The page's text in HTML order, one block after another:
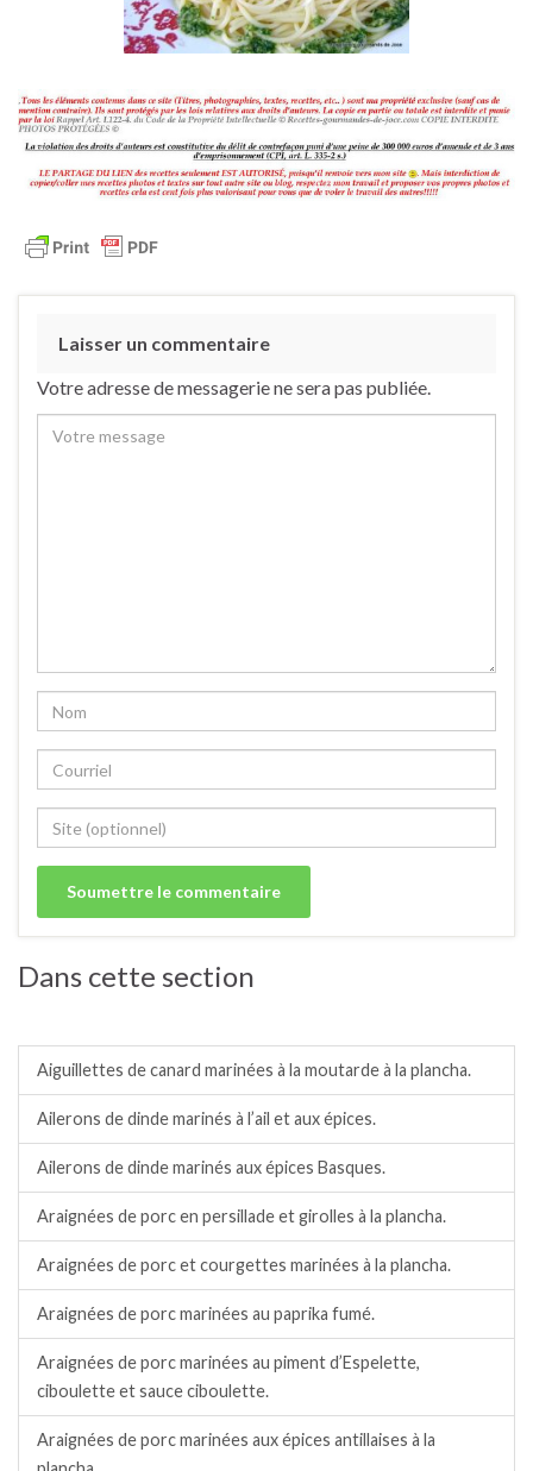
Laisser un commentaire
Votre adresse de messagerie ne sera pas publiée.
Dans cette section
Aiguillettes de canard marinées à la moutarde à la plancha.
Ailerons de dinde marinés à l’ail et aux épices.
Ailerons de dinde marinés aux épices Basques.
Araignées de porc en persillade et girolles à la plancha.
Araignées de porc et courgettes marinées à la plancha.
Araignées de porc marinées au paprika fumé.
Araignées de porc marinées au piment d’Espelette,
ciboulette et sauce ciboulette.
Araignées de porc marinées aux épices antillaises à la